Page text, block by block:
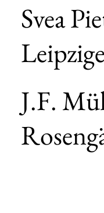
Svea
J.F.